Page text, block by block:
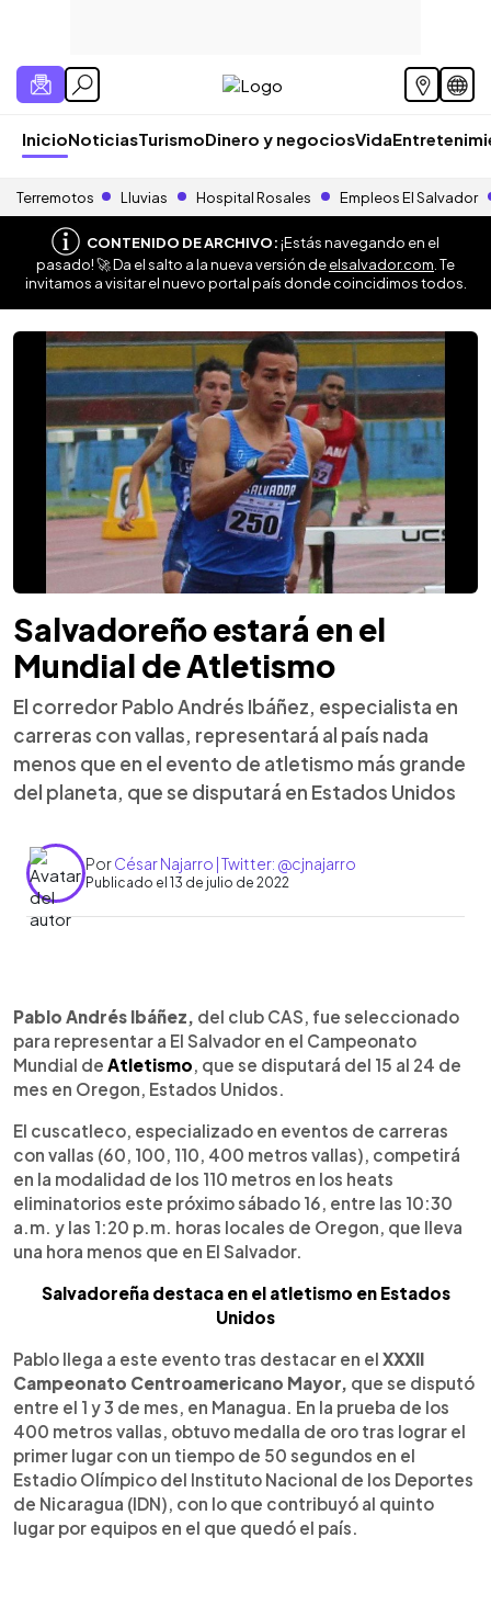
InicioNoticiasTurismoDinero y negociosVida
Terremotos Lluvias Hospital Rosales Empleos El Salvador
CONTENIDO DE ARCHIVO:¡Estás navegando en el
pasado! 🚀 Da el salto a la nueva versión deelsalvador.com . Te
invitamos a visitar el nuevo portal país donde coincidimos todos.
Salvadoreño estará en el
Mundial de Atletismo
El corredor Pablo Andrés Ibáñez, especialista en
carreras con vallas, representará al país nada
menos que en el evento de atletismo más grande
del planeta, que se disputará en Estados Unidos
PorCésar Najarro | Twitter: @cjnajarro
Publicado el 13 de julio de 2022
► Escuchar artículo
Pablo Andrés Ibáñez, del club CAS, fue seleccionado
para representar a El Salvador en el Campeonato
Mundial de Atletismo , que se disputará del 15 al 24 de
mes en Oregon, Estados Unidos.
El cuscatleco, especializado en eventos de carreras
con vallas (60, 100, 110, 400 metros vallas), competirá
en la modalidad de los 110 metros en los heats
eliminatorios este próximo sábado 16, entre las 10:30
a.m. y las 1:20 p.m. horas locales de Oregon, que lleva
una hora menos que en El Salvador.
Salvadoreña destaca en el atletismo en Estados
Unidos
Pablo llega a este evento tras destacar en el XXXII
Campeonato Centroamericano Mayor, que se disputó
entre el 1 y 3 de mes, en Managua. En la prueba de los
400 metros vallas, obtuvo medalla de oro tras lograr el
primer lugar con un tiempo de 50 segundos en el
Estadio Olímpico del Instituto Nacional de los Deportes
de Nicaragua (IDN), con lo que contribuyó al quinto
lugar por equipos en el que quedó el país.